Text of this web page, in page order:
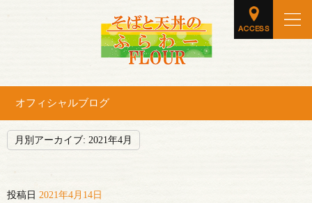
オフィシャルブログ
月別アーカイブ: 2021年4月
投稿日 2021年4月14日